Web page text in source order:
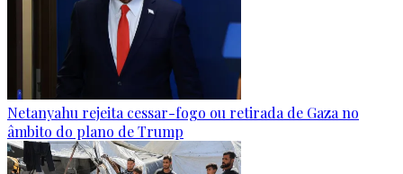
Netanyahu rejeita cessar-fogo ou retirada de Gaza no
âmbito do plano de Trump